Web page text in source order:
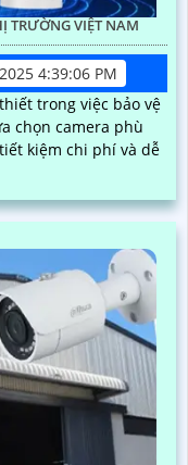
TRƯỜNG VIỆT NAM
4:39:06 PM
trong việc bảo vệ
kiệm chi phí và dễ